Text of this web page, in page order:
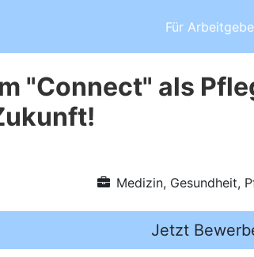
Für
"Connect" als
Medizin, Gesundheit,
Jetzt